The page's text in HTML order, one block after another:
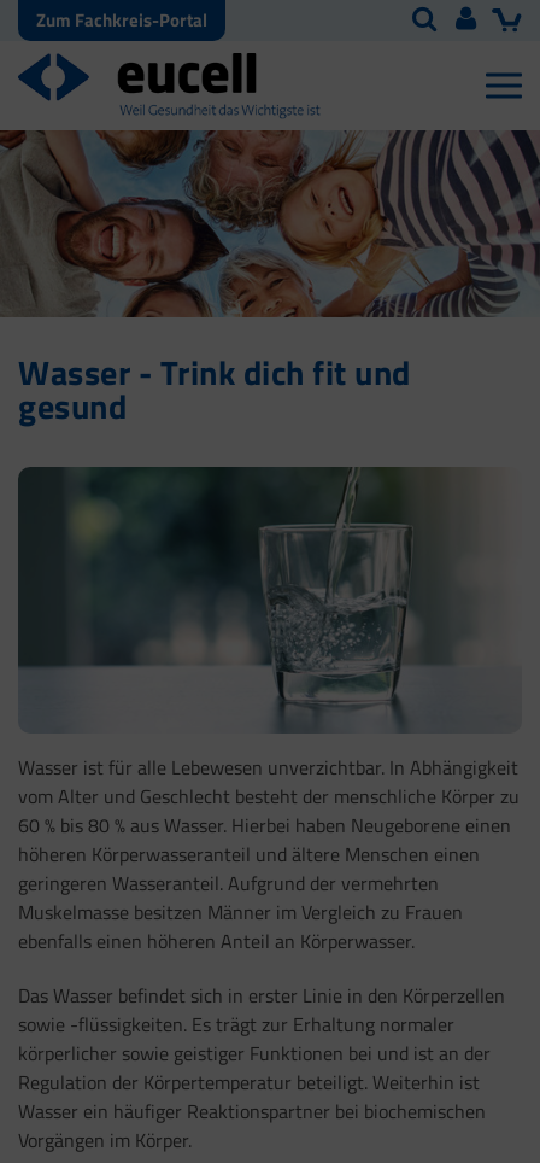
Zum Fachkreis-Portal
Wasser - Trink dich fit und
gesund
Wasser ist für alle Lebewesen unverzichtbar. In Abhängigkeit
vom Alter und Geschlecht besteht der menschliche Körper zu
60 % bis 80 % aus Wasser. Hierbei haben Neugeborene einen
höheren Körperwasseranteil und ältere Menschen einen
geringeren Wasseranteil. Aufgrund der vermehrten
Muskelmasse besitzen Männer im Vergleich zu Frauen
ebenfalls einen höheren Anteil an Körperwasser.
Das Wasser befindet sich in erster Linie in den Körperzellen
sowie -flüssigkeiten. Es trägt zur Erhaltung normaler
körperlicher sowie geistiger Funktionen bei und ist an der
Regulation der Körpertemperatur beteiligt. Weiterhin ist
Wasser ein häufiger Reaktionspartner bei biochemischen
Vorgängen im Körper.